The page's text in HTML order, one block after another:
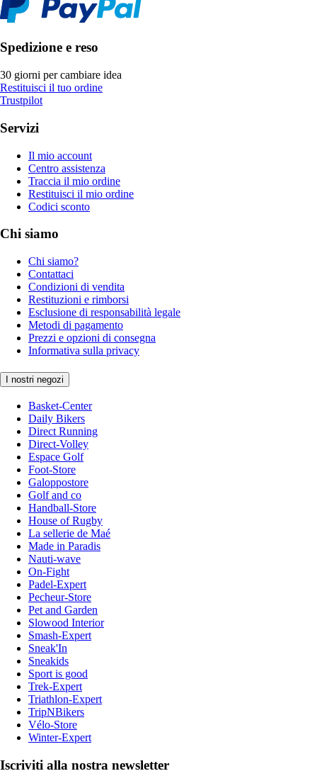
Spedizione e reso
30 giorni per cambiare idea
Restituisci il tuo ordine
Trustpilot
Servizi
Il mio account
Centro assistenza
Traccia il mio ordine
Restituisci il mio ordine
Codici sconto
Chi siamo
Chi siamo?
Contattaci
Condizioni di vendita
Restituzioni e rimborsi
Esclusione di responsabilità legale
Metodi di pagamento
Prezzi e opzioni di consegna
Informativa sulla privacy
I nostri negozi
Basket-Center
Daily Bikers
Direct Running
Direct-Volley
Espace Golf
Foot-Store
Galoppostore
Golf and co
Handball-Store
House of Rugby
La sellerie de Maé
Made in Paradis
Nauti-wave
On-Fight
Padel-Expert
Pecheur-Store
Pet and Garden
Slowood Interior
Smash-Expert
Sneak'In
Sneakids
Sport is good
Trek-Expert
Triathlon-Expert
TripNBikers
Vélo-Store
Winter-Expert
Iscriviti alla nostra newsletter